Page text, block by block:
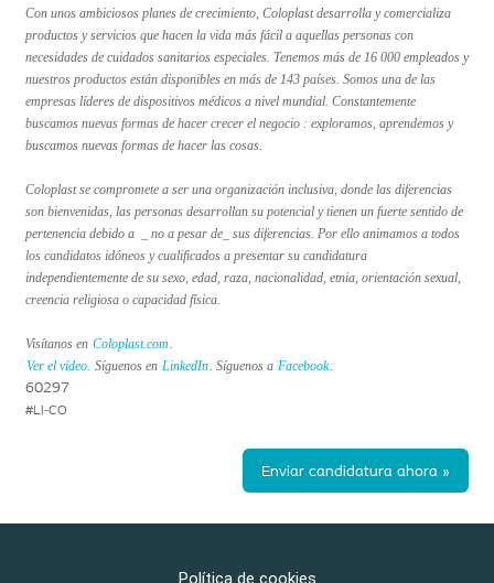
Con unos ambiciosos planes de crecimiento, Coloplast desarrolla y comercializa
productos y servicios que hacen la vida más fácil a aquellas personas con
necesidades de cuidados sanitarios especiales. Tenemos más de 16 000 empleados y
nuestros productos están disponibles en más de 143 países. Somos una de las
empresas líderes de dispositivos médicos a nivel mundial. Constantemente
buscamos nuevas formas de hacer crecer el negocio : exploramos, aprendemos y
buscamos nuevas formas de hacer las cosas.
Coloplast se compromete a ser una organización inclusiva, donde las diferencias
son bienvenidas, las personas desarrollan su potencial y tienen un fuerte sentido de
pertenencia debido a _ no a pesar de_ sus diferencias. Por ello animamos a todos
los candidatos idóneos y cualificados a presentar su candidatura
independientemente de su sexo, edad, raza, nacionalidad, etnia, orientación sexual,
creencia religiosa o capacidad física.
Visítanos en Coloplast.com.
Ver el vídeo. Síguenos en LinkedIn. Síguenos a Facebook.
60297
#LI-CO
Enviar candidatura ahora »
Política de cookies